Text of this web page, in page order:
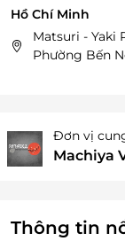
Hồ Chí Minh
Matsuri - Yaki
Phường Bến
Đơn vị
Machiya
Thông tin